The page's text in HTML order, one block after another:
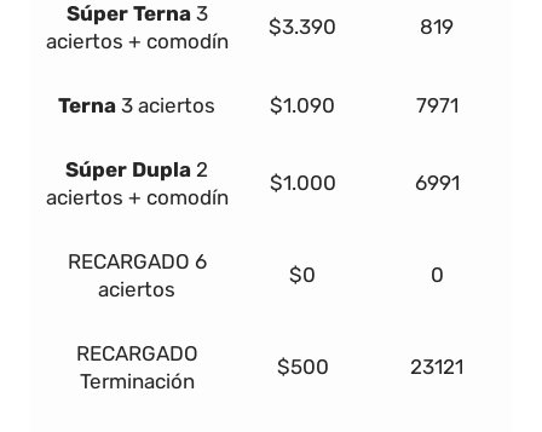
Súper Terna 3
aciertos + comodín
$3.390 819
Terna 3 aciertos $1.090 7971
Súper Dupla 2
aciertos + comodín
$1.000 6991
RECARGADO 6
aciertos
$0 0
RECARGADO
Terminación
$500 23121